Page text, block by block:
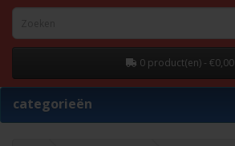
0 product(en) - €0,00
categorieën